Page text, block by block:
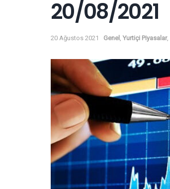
20/08/2021
20 Ağustos 2021 Genel Yurtiçi Piyasalar,